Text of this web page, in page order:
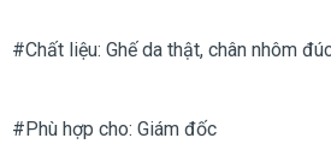
#Chất liệu: Ghế da thật, chân nhôm
#Phù hợp cho: Giám đốc